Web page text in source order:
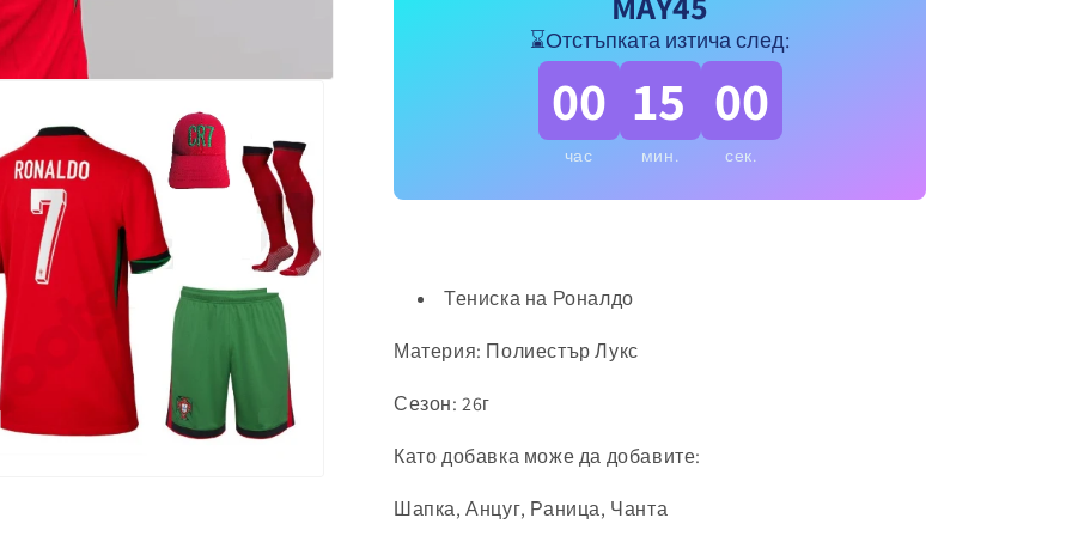
⌛Отстъпката изтича след:
00
час
15
мин.
00
сек.
Тениска на Роналдо
Материя: Полиестър Лукс
Сезон: 26г
Като добавка може да добавите:
Шапка, Анцуг, Раница, Чанта